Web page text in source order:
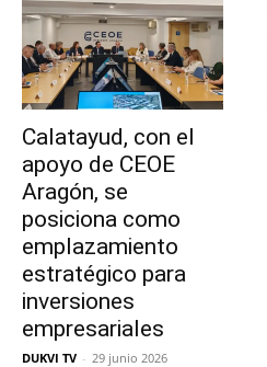
Calatayud, con el
apoyo de CEOE
Aragón, se
posiciona como
emplazamiento
estratégico para
inversiones
empresariales
DUKVI TV - 29 junio 2026